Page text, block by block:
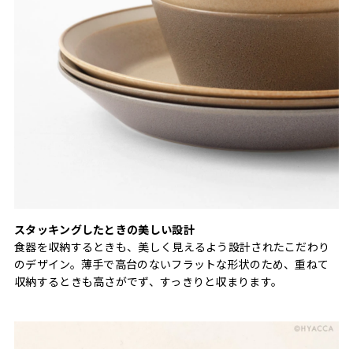
スタッキングしたときの美しい設計
食器を収納するときも、美しく見えるよう設計されたこだわり
のデザイン。薄手で高台のないフラットな形状のため、重ねて
収納するときも高さがでず、すっきりと収まります。